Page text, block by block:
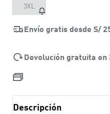
3XL
Envío gratis desde S/
Devolución gratuita en
Descripción